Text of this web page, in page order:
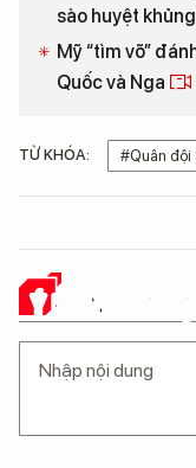
sào huyệt
Mỹ “tìm võ”
Quốc và Nga
TỪ KHÓA: #Quân đội
Ý KIẾN CỦA